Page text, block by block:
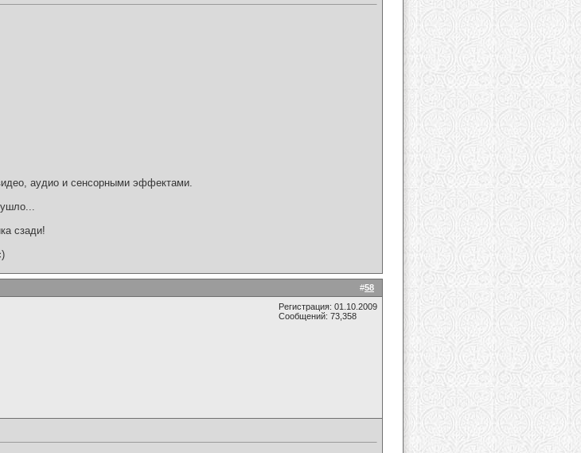
аудио и сенсорными эффектами.
сзади!
#58
Регистрация: 01.10.2009
Сообщений: 73,358